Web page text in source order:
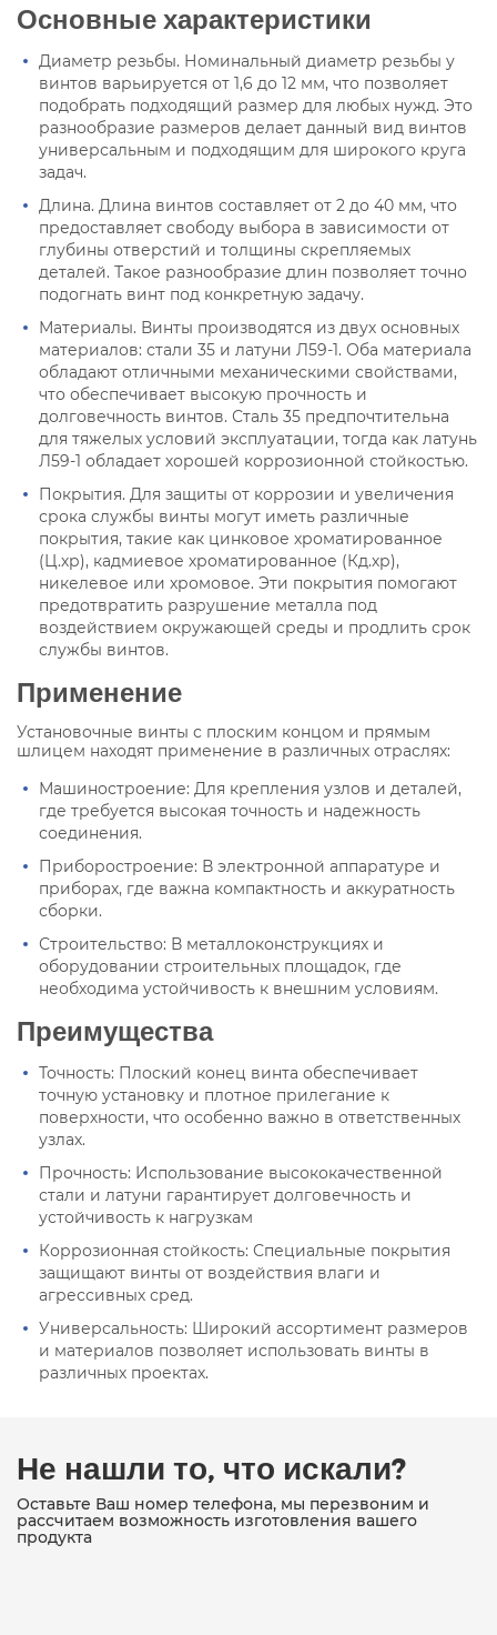
Основные характеристики
Диаметр резьбы. Номинальный диаметр резьбы у
винтов варьируется от 1,6 до 12 мм, что позволяет
подобрать подходящий размер для любых нужд. Это
разнообразие размеров делает данный вид винтов
универсальным и подходящим для широкого круга
задач.
Длина. Длина винтов составляет от 2 до 40 мм, что
предоставляет свободу выбора в зависимости от
глубины отверстий и толщины скрепляемых
деталей. Такое разнообразие длин позволяет точно
подогнать винт под конкретную задачу.
Материалы. Винты производятся из двух основных
материалов: стали 35 и латуни Л59-1. Оба материала
обладают отличными механическими свойствами,
что обеспечивает высокую прочность и
долговечность винтов. Сталь 35 предпочтительна
для тяжелых условий эксплуатации, тогда как латунь
Л59-1 обладает хорошей коррозионной стойкостью.
Покрытия. Для защиты от коррозии и увеличения
срока службы винты могут иметь различные
покрытия, такие как цинковое хроматированное
(Ц.хр), кадмиевое хроматированное (Кд.хр),
никелевое или хромовое. Эти покрытия помогают
предотвратить разрушение металла под
воздействием окружающей среды и продлить срок
службы винтов.
Применение
Установочные винты с плоским концом и прямым
шлицем находят применение в различных отраслях:
Машиностроение: Для крепления узлов и деталей,
где требуется высокая точность и надежность
соединения.
Приборостроение: В электронной аппаратуре и
приборах, где важна компактность и аккуратность
сборки.
Строительство: В металлоконструкциях и
оборудовании строительных площадок, где
необходима устойчивость к внешним условиям.
Преимущества
Точность: Плоский конец винта обеспечивает
точную установку и плотное прилегание к
поверхности, что особенно важно в ответственных
узлах.
Прочность: Использование высококачественной
стали и латуни гарантирует долговечность и
устойчивость к нагрузкам
Коррозионная стойкость: Специальные покрытия
защищают винты от воздействия влаги и
агрессивных сред.
Универсальность: Широкий ассортимент размеров
и материалов позволяет использовать винты в
различных проектах.
Не нашли то, что искали?
Оставьте Ваш номер телефона, мы перезвоним и
рассчитаем возможность изготовления вашего
продукта